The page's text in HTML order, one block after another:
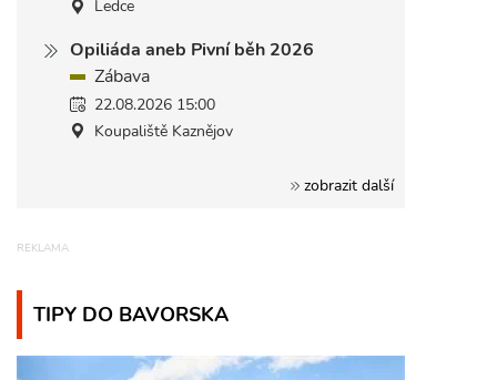
Ledce
Opiliáda aneb Pivní běh 2026
Zábava
22.08.2026 15:00
Koupaliště Kaznějov
zobrazit další
TIPY DO BAVORSKA